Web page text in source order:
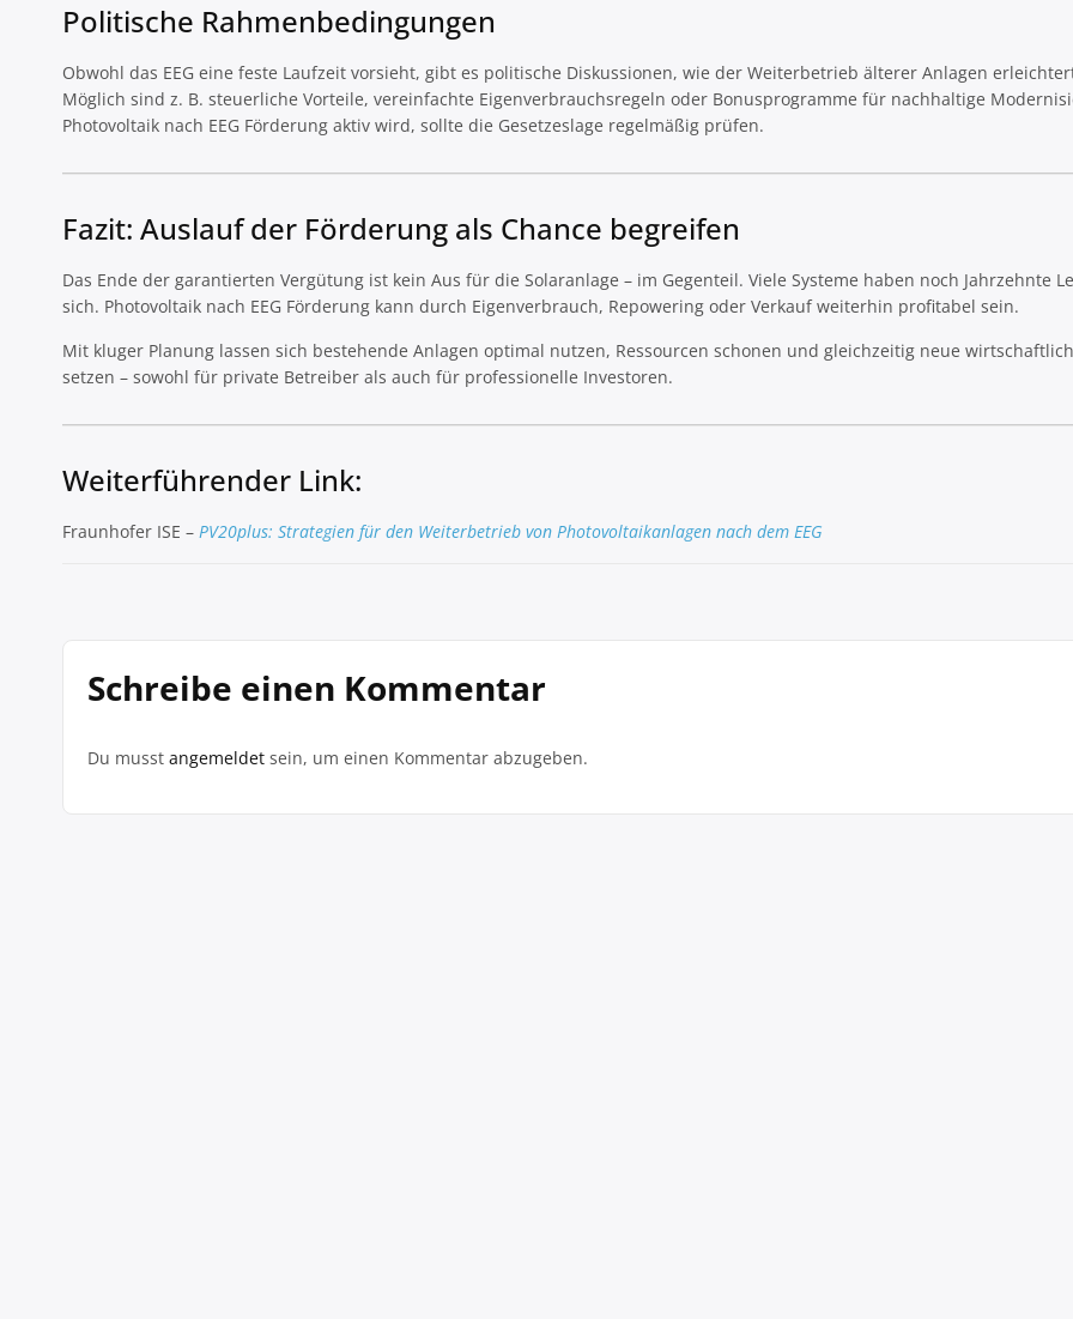
Politische Rahmenbedingungen
Obwohl das EEG eine feste Laufzeit vorsieht, gibt es politische Diskussionen, wie der Weiterbetrieb älterer Anlagen
Möglich sind z. B. steuerliche Vorteile, vereinfachte Eigenverbrauchsregeln oder Bonusprogramme für nachhaltige
Photovoltaik nach EEG Förderung aktiv wird, sollte die Gesetzeslage regelmäßig prüfen.
Fazit: Auslauf der Förderung als Chance begreifen
Das Ende der garantierten Vergütung ist kein Aus für die Solaranlage – im Gegenteil. Viele Systeme haben noch Jahrzehnte
sich. Photovoltaik nach EEG Förderung kann durch Eigenverbrauch, Repowering oder Verkauf weiterhin profitabel sein.
Mit kluger Planung lassen sich bestehende Anlagen optimal nutzen, Ressourcen schonen und gleichzeitig neue
setzen – sowohl für private Betreiber als auch für professionelle Investoren.
Weiterführender Link:
Fraunhofer ISE – PV20plus: Strategien für den Weiterbetrieb von Photovoltaikanlagen nach dem EEG
Schreibe einen Kommentar
Du musst angemeldet sein, um einen Kommentar abzugeben.